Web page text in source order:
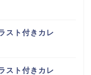
スト付きカレ
スト付きカレ